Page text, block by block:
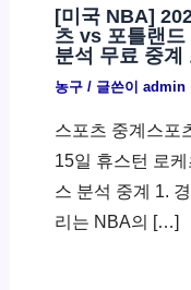
[미국 NBA]
츠 vs 포틀랜
분석 무료 중계
농구/ 글쓴이 admin
스포츠 중계스포
15일 휴스턴 로
스 분석 중계 1.
리는 NBA의 […]